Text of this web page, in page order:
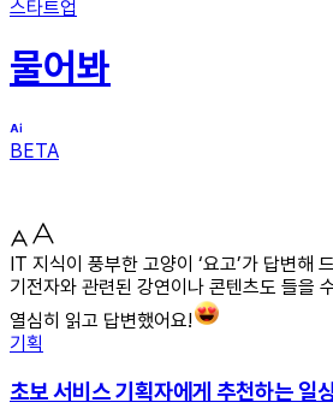
스타트업
물어봐
BETA
IT 지식이 풍부한 고양이 ‘요고’가 답변해
기전자와 관련된 강연이나 콘텐츠도 들을
열심히 읽고 답변했어요!
기획
초보 서비스 기획자에게 추천하는 일